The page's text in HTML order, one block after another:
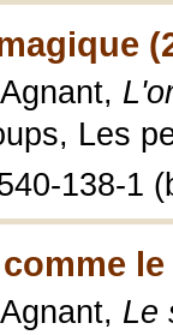
Les
138-1
Le